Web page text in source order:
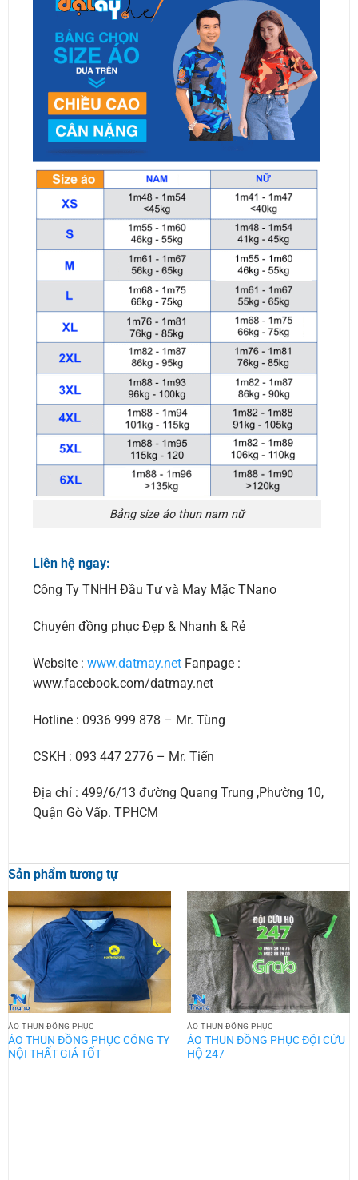
Bảng size áo thun nam nữ
Liên hệ ngay:
Công Ty TNHH Đầu Tư và May Mặc TNano
Chuyên đồng phục Đẹp & Nhanh & Rẻ
Website : www.datmay.netFanpage :
www.facebook.com/datmay.net
Hotline : 0936 999 878 – Mr. Tùng
CSKH : 093 447 2776 – Mr. Tiến
Địa chỉ : 499/6/13 đường Quang Trung ,Phường 10,
Quận Gò Vấp. TPHCM
Sản phẩm tương tự
ÁO THUN ĐỒNG PHỤC
ÁO THUN ĐỒNG PHỤC CÔNG TY
NỘI THẤT GIÁ TỐT
ÁO THUN ĐỒNG PHỤC
ÁO THUN ĐỒNG PHỤC ĐỘI CỨU
HỘ 247